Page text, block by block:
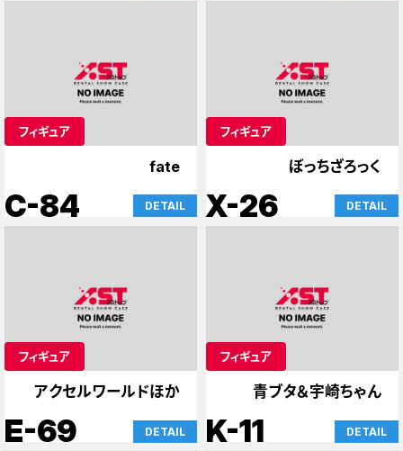
フィギュア
fate
C-84 DETAIL
フィギュア
ぼっちざろっく
X-26 DETAIL
フィギュア
アクセルワールドほか
E-69 DETAIL
フィギュア
青ブタ＆宇崎ちゃん
K-11 DETAIL